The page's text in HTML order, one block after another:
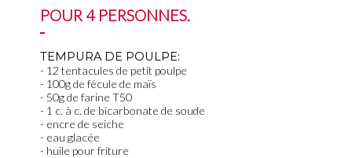
POUR 4 PERSONNES.
TEMPURA DE POULPE:
12 tentacules de petit poulpe
100g de fécule de maïs
50g de farine T50
1 c. à c. de bicarbonate de soude
encre de seiche
eau glacée
huile pour friture